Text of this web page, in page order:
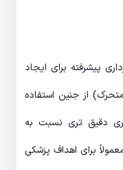
پیشرفته برای ایجاد
از جنین استفاده
دقیق تری نسبت به
برای اهداف پزشکی